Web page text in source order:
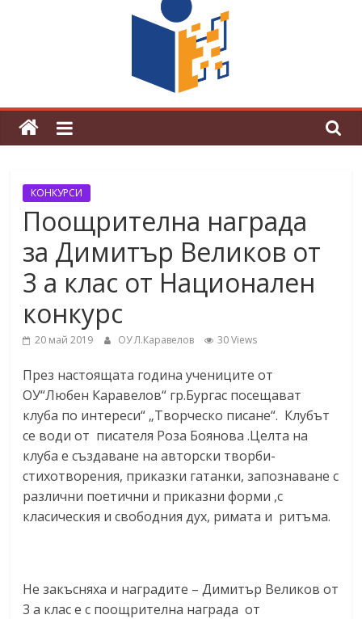
Магията на Андерсен оживя в ОУ
„Любен Каравелов“
КОНКУРСИ
Поощрителна награда
за Димитър Великов от
3 а клас от Национален
конкурс
20 май 2019 ОУ Л.Каравелов 30 Views
През настоящата година учениците от
ОУ“Любен Каравелов“ гр.Бургас посещават
клуба по интереси“ „Творческо писане“. Клубът
се води от писателя Роза Боянова .Целта на
клуба е създаване на авторски творби-
стихотворения, приказки гатанки, запознаване с
различни поетични и приказни форми ,с
класическия и свободния дух, римата и ритъма.
Не закъсняха и наградите – Димитър Великов от
3 а клас е с поощрителна награда от